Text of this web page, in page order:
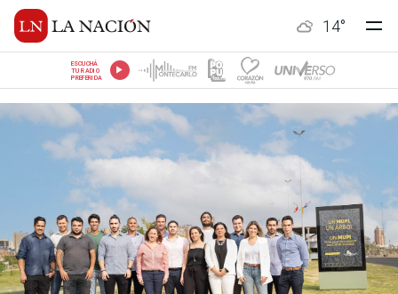
14°
ESCUCHÁ
TU RADIO
PREFERIDA